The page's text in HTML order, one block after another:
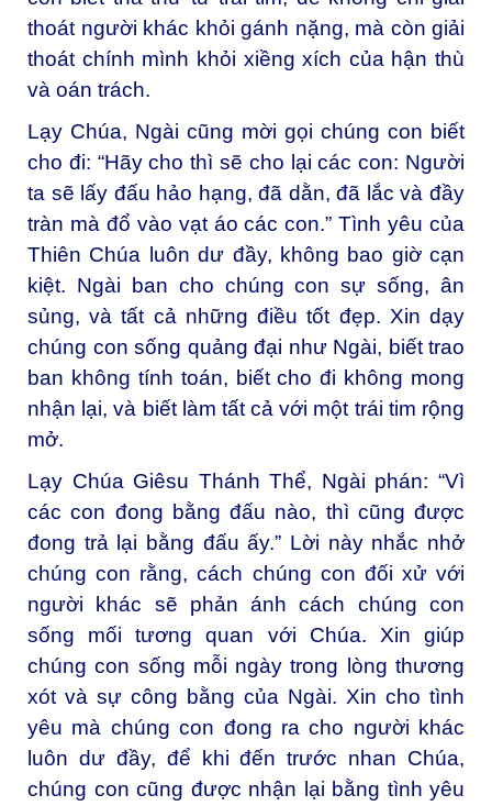
thoát người khác khỏi gánh nặng, mà còn giải
thoát chính mình khỏi xiềng xích của hận thù
và oán trách.
Lạy Chúa, Ngài cũng mời gọi chúng con biết
cho đi: “Hãy cho thì sẽ cho lại các con: Người
ta sẽ lấy đấu hảo hạng, đã dằn, đã lắc và đầy
tràn mà đổ vào vạt áo các con.” Tình yêu của
Thiên Chúa luôn dư đầy, không bao giờ cạn
kiệt. Ngài ban cho chúng con sự sống, ân
sủng, và tất cả những điều tốt đẹp. Xin dạy
chúng con sống quảng đại như Ngài, biết trao
ban không tính toán, biết cho đi không mong
nhận lại, và biết làm tất cả với một trái tim rộng
mở.
Lạy Chúa Giêsu Thánh Thể, Ngài phán: “Vì
các con đong bằng đấu nào, thì cũng được
đong trả lại bằng đấu ấy.” Lời này nhắc nhở
chúng con rằng, cách chúng con đối xử với
người khác sẽ phản ánh cách chúng con
sống mối tương quan với Chúa. Xin giúp
chúng con sống mỗi ngày trong lòng thương
xót và sự công bằng của Ngài. Xin cho tình
yêu mà chúng con đong ra cho người khác
luôn dư đầy, để khi đến trước nhan Chúa,
chúng con cũng được nhận lại bằng tình yêu